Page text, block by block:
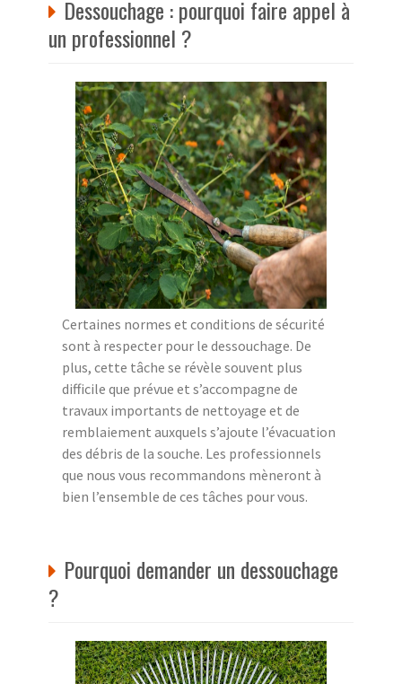
Dessouchage : pourquoi faire appel à
un professionnel ?
Certaines normes et conditions de sécurité
sont à respecter pour le dessouchage. De
plus, cette tâche se révèle souvent plus
difficile que prévue et s’accompagne de
travaux importants de nettoyage et de
remblaiement auxquels s’ajoute l’évacuation
des débris de la souche. Les professionnels
que nous vous recommandons mèneront à
bien l’ensemble de ces tâches pour vous.
Pourquoi demander un dessouchage
?